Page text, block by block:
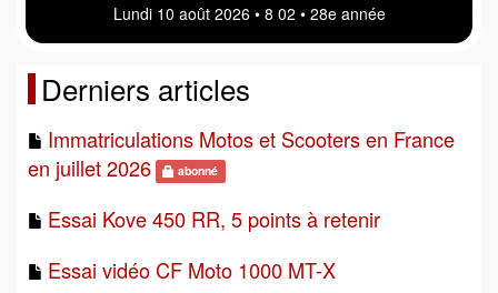
Lundi 10 août 2026 • 8:02 • 28e année
Derniers articles
Immatriculations Motos et Scooters en France
en juillet 2026
abonné
Essai Kove 450 RR, 5 points à retenir
Essai vidéo CF Moto 1000 MT-X